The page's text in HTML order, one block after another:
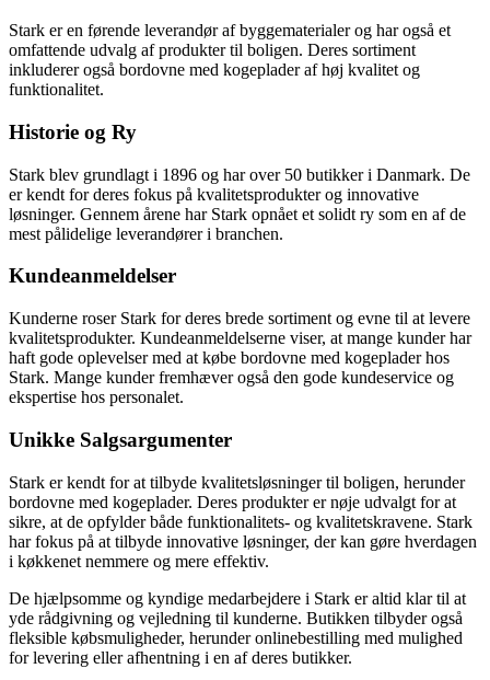
Stark er en førende leverandør af byggematerialer og har også et
omfattende udvalg af produkter til boligen. Deres sortiment
inkluderer også bordovne med kogeplader af høj kvalitet og
funktionalitet.
Historie og Ry
Stark blev grundlagt i 1896 og har over 50 butikker i Danmark. De
er kendt for deres fokus på kvalitetsprodukter og innovative
løsninger. Gennem årene har Stark opnået et solidt ry som en af de
mest pålidelige leverandører i branchen.
Kundeanmeldelser
Kunderne roser Stark for deres brede sortiment og evne til at levere
kvalitetsprodukter. Kundeanmeldelserne viser, at mange kunder har
haft gode oplevelser med at købe bordovne med kogeplader hos
Stark. Mange kunder fremhæver også den gode kundeservice og
ekspertise hos personalet.
Unikke Salgsargumenter
Stark er kendt for at tilbyde kvalitetsløsninger til boligen, herunder
bordovne med kogeplader. Deres produkter er nøje udvalgt for at
sikre, at de opfylder både funktionalitets- og kvalitetskravene. Stark
har fokus på at tilbyde innovative løsninger, der kan gøre hverdagen
i køkkenet nemmere og mere effektiv.
De hjælpsomme og kyndige medarbejdere i Stark er altid klar til at
yde rådgivning og vejledning til kunderne. Butikken tilbyder også
fleksible købsmuligheder, herunder onlinebestilling med mulighed
for levering eller afhentning i en af deres butikker.